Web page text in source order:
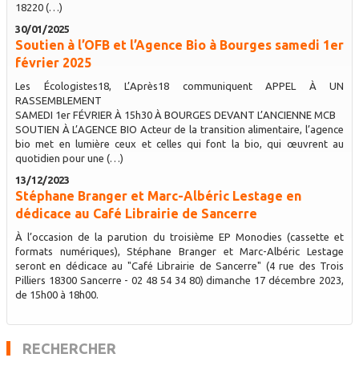
18220 (…)
30/01/2025
Soutien à l’OFB et l’Agence Bio à Bourges samedi 1er
février 2025
Les Écologistes18, L’Après18 communiquent APPEL À UN
RASSEMBLEMENT
SAMEDI 1er FÉVRIER À 15h30 À BOURGES DEVANT L’ANCIENNE MCB
SOUTIEN À L’AGENCE BIO Acteur de la transition alimentaire, l’agence
bio met en lumière ceux et celles qui font la bio, qui œuvrent au
quotidien pour une (…)
13/12/2023
Stéphane Branger et Marc-Albéric Lestage en
dédicace au Café Librairie de Sancerre
À l’occasion de la parution du troisième EP Monodies (cassette et
formats numériques), Stéphane Branger et Marc-Albéric Lestage
seront en dédicace au "Café Librairie de Sancerre" (4 rue des Trois
Pilliers 18300 Sancerre - 02 48 54 34 80) dimanche 17 décembre 2023,
de 15h00 à 18h00.
RECHERCHER